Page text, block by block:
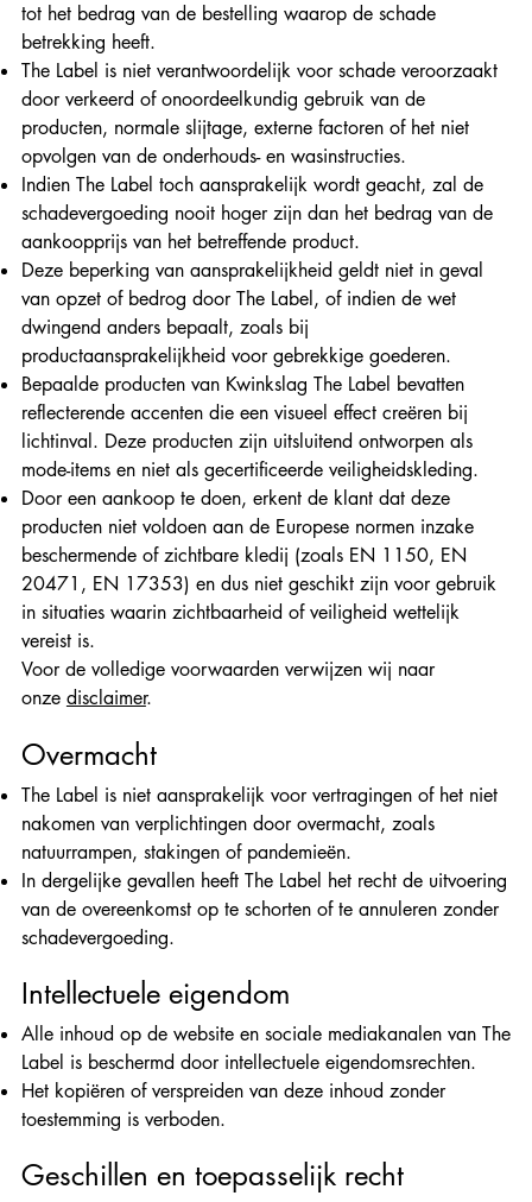
tot het bedrag van de bestelling waarop de schade
betrekking heeft.
The Label is niet verantwoordelijk voor schade veroorzaakt
door verkeerd of onoordeelkundig gebruik van de
producten, normale slijtage, externe factoren of het niet
opvolgen van de onderhouds- en wasinstructies.
Indien The Label toch aansprakelijk wordt geacht, zal de
schadevergoeding nooit hoger zijn dan het bedrag van de
aankoopprijs van het betreffende product.
Deze beperking van aansprakelijkheid geldt niet in geval
van opzet of bedrog door The Label, of indien de wet
dwingend anders bepaalt, zoals bij
productaansprakelijkheid voor gebrekkige goederen.
Bepaalde producten van Kwinkslag The Label bevatten
reflecterende accenten die een visueel effect creëren bij
lichtinval. Deze producten zijn uitsluitend ontworpen als
mode-items en niet als gecertificeerde veiligheidskleding.
Door een aankoop te doen, erkent de klant dat deze
producten niet voldoen aan de Europese normen inzake
beschermende of zichtbare kledij (zoals EN 1150, EN
20471, EN 17353) en dus niet geschikt zijn voor gebruik
in situaties waarin zichtbaarheid of veiligheid wettelijk
vereist is.
Voor de volledige voorwaarden verwijzen wij naar
onze disclaimer.
Overmacht
The Label is niet aansprakelijk voor vertragingen of het niet
nakomen van verplichtingen door overmacht, zoals
natuurrampen, stakingen of pandemieën.
In dergelijke gevallen heeft The Label het recht de uitvoering
van de overeenkomst op te schorten of te annuleren zonder
schadevergoeding.
Intellectuele eigendom
Alle inhoud op de website en sociale mediakanalen van The
Label is beschermd door intellectuele eigendomsrechten.
Het kopiëren of verspreiden van deze inhoud zonder
toestemming is verboden.
Geschillen en toepasselijk recht